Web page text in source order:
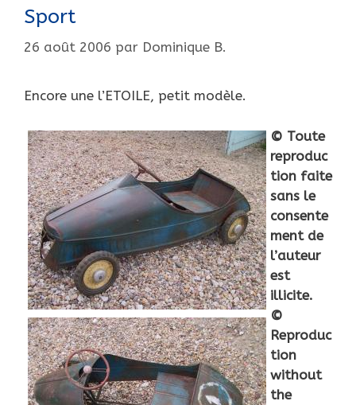
Sport
26 août 2006 par Dominique B.
Encore une l’ETOILE, petit modèle.
© Toute
reproduc
tion faite
sans le
consente
ment de
l’auteur
est
illicite.
©
Reproduc
tion
without
the